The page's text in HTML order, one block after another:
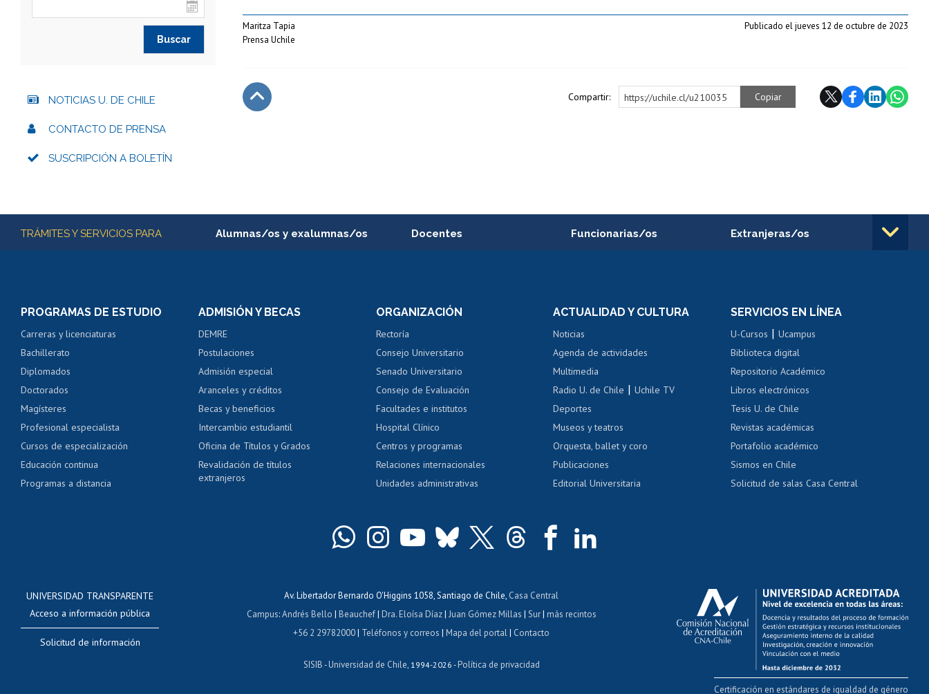
Maritza Tapia
Prensa Uchile
Publicado el jueves 12 de octubre de 2023
Compartir: https://uchile.cl/u210035 Copiar
NOTICIAS U. DE CHILE
CONTACTO DE PRENSA
SUSCRIPCIÓN A BOLETÍN
Más información
TRÁMITES Y SERVICIOS PARA Alumnas/os y exalumnas/os
Servicio médico y dental
Pago de arancel y crédito alumnos
Pago de arancel y crédito exalumnos
Certificado de títulos y grados
Docentes
Perfeccionamiento
Evaluación docente
Calificación académica
Postulación al AUCAI
Funcionarias/os
Portal de movilidad interna
Certificado de renta
Certificado de renta
Extranjeras/os
Cursos de español
Mi Uchile Ayuda tecnológica Tarjeta TUI Acoso laboral, sexual y violencia Denuncias administrativas
PROGRAMAS DE ESTUDIO
Carreras y licenciaturas
Bachillerato
Diplomados
Doctorados
Magísteres
Profesional especialista
Cursos de especialización
Educación continua
Programas a distancia
ADMISIÓN Y BECAS
DEMRE
Postulaciones
Admisión especial
Aranceles y créditos
Becas y beneficios
Intercambio estudiantil
Oficina de Títulos y Grados
Revalidación de títulos
extranjeros
ORGANIZACIÓN
Rectoría
Consejo Universitario
Senado Universitario
Consejo de Evaluación
Facultades e institutos
Hospital Clínico
Centros y programas
Relaciones internacionales
Unidades administrativas
ACTUALIDAD Y CULTURA
Noticias
Agenda de actividades
Multimedia
Radio U. de Chile |Uchile TV
Deportes
Museos y teatros
Orquesta, ballet y coro
Publicaciones
Editorial Universitaria
SERVICIOS EN LÍNEA
U-Cursos |Ucampus
Biblioteca digital
Repositorio Académico
Libros electrónicos
Tesis U. de Chile
Revistas académicas
Portafolio académico
Sismos en Chile
Solicitud de salas Casa Central
UNIVERSIDAD TRANSPARENTE
Acceso a información pública
Solicitud de información
Av. Libertador Bernardo O'Higgins 1058, Santiago de Chile, Casa Central
Campus:Andrés Bello | Beauchef| Dra. Eloísa Díaz| Juan Gómez Millas | Sur| más recintos
+56 2 29782000| Teléfonos y correos |Mapa del portal| Contacto
SISIB -Universidad de Chile , 1994-2026 -Política de privacidad
Certificación en estándares de igualdad de género